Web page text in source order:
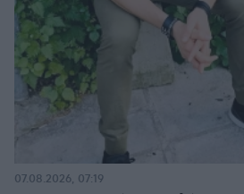
07.08.2026, 07:19